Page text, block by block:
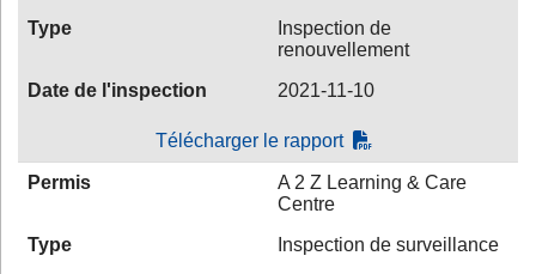
Type
Inspection de
renouvellement
Date de l'inspection
2021-11-10
Télécharger le rapport
Permis
A 2 Z Learning & Care
Centre
Type
Inspection de surveillance